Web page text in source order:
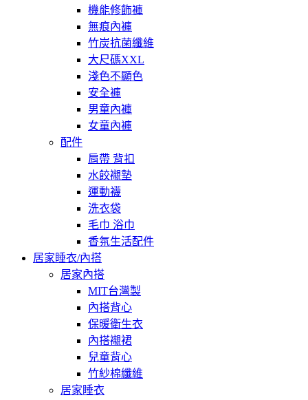
機能修飾褲
無痕內褲
竹炭抗菌纖維
大尺碼XXL
淺色不顯色
安全褲
男童內褲
女童內褲
配件
肩帶 背扣
水餃襯墊
運動襪
洗衣袋
毛巾 浴巾
香氛生活配件
居家睡衣/內搭
居家內搭
MIT台灣製
內搭背心
保暖衛生衣
內搭襯裙
兒童背心
竹紗棉纖維
居家睡衣